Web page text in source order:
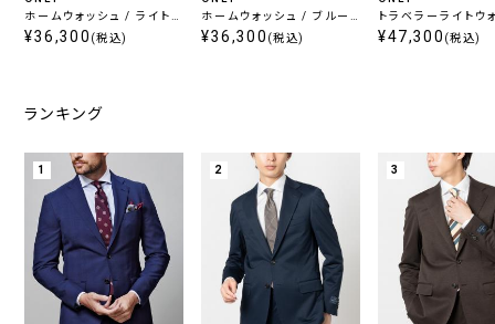
ホームウォッシュ / ライトグ
レー無地
¥36,300 (税込)
ホームウォッシュ / ブルー
ストライプ
¥36,300 (税込)
トラベラーライトウ
/ プラスパンツセッ
¥47,300 (税込)
ランキング
1 2 3